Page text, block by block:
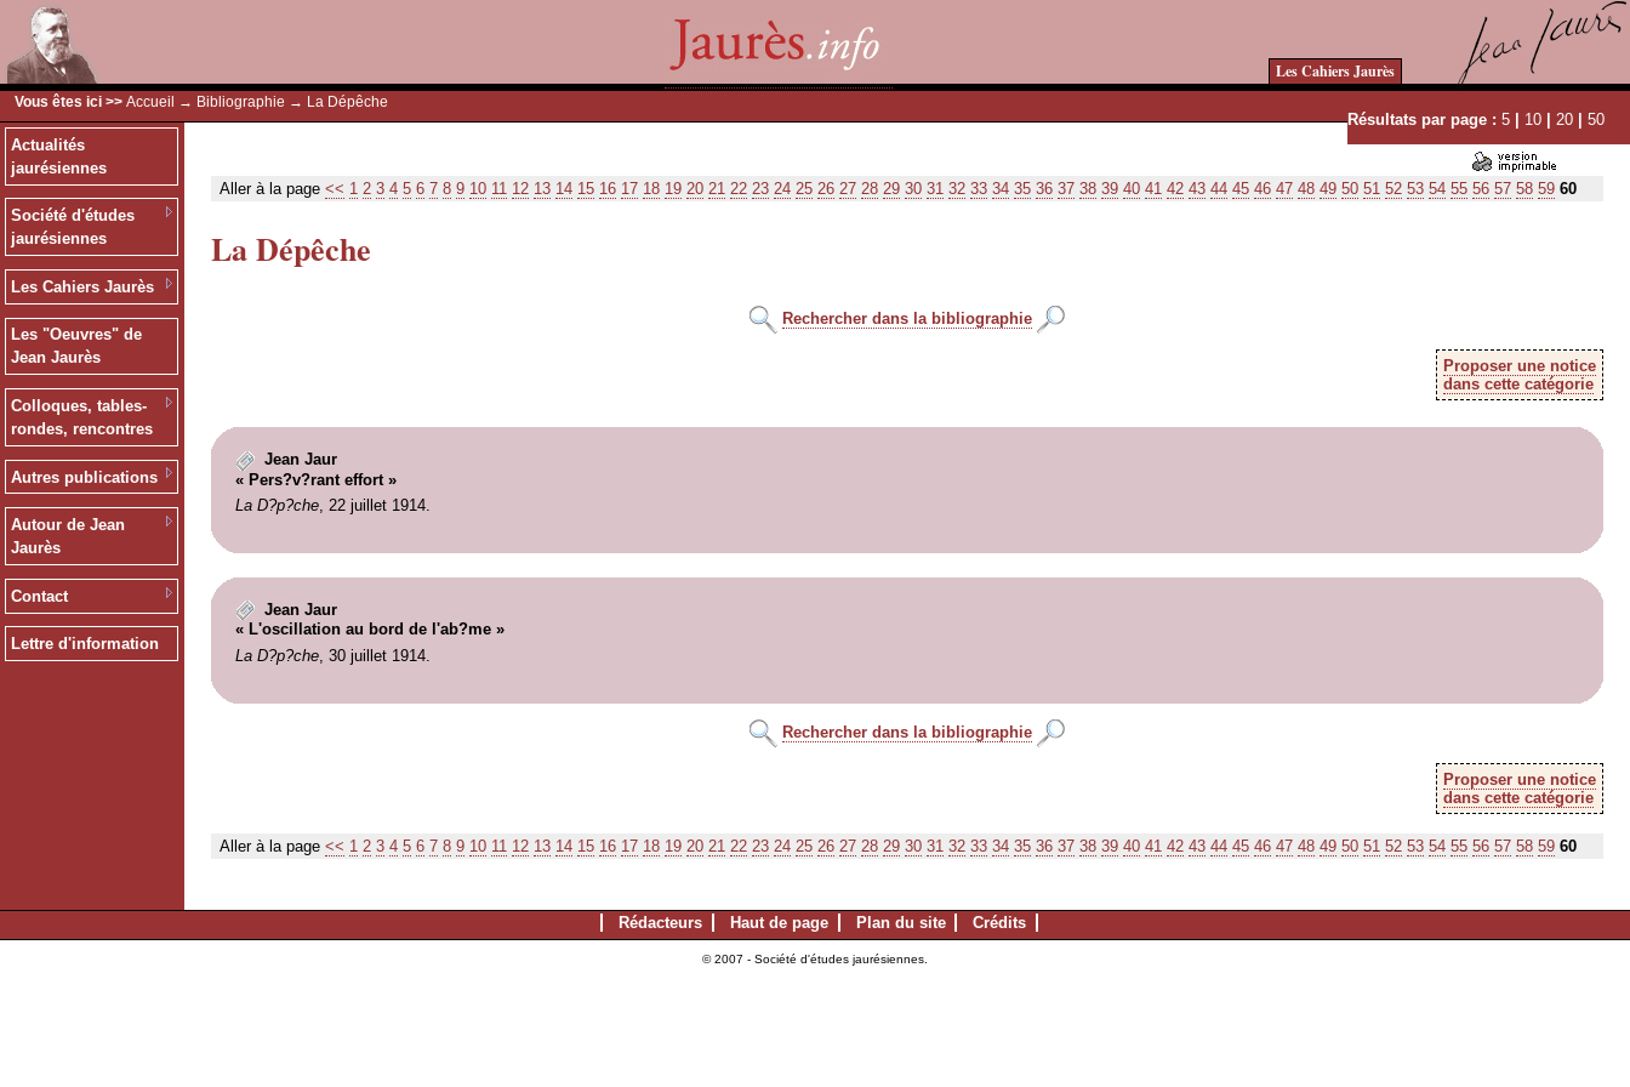
Les Cahiers Jaurès
Vous êtes ici >> Accueil → Bibliographie → La Dépêche
Résultats par page : 5 | 10 | 20 | 50
Actualités
jaurésiennes
Société d'études
jaurésiennes
Les Cahiers Jaurès
Les "Oeuvres" de
Jean Jaurès
Colloques, tables-
rondes, rencontres
Autres publications
Autour de Jean
Jaurès
Contact
Lettre d'information
Aller à la page << 1 2 3 4 5 6 7 8 9 10 11 12 13 14 15 16 17 18 19 20 21 22 23 24 25 26 27 28 29 30 31 32 33 34 35 36 37 38 39 40 41 42 43 44 45 46 47 48 49 50 51 52 53 54 55 56 57 58 59 60
La Dépêche
Rechercher dans la bibliographie
Proposer une notice
dans cette catégorie
Jean Jaur
« Pers?v?rant effort »
La D?p?che, 22 juillet 1914.
Jean Jaur
« L'oscillation au bord de l'ab?me »
La D?p?che, 30 juillet 1914.
Rechercher dans la bibliographie
Proposer une notice
dans cette catégorie
Aller à la page << 1 2 3 4 5 6 7 8 9 10 11 12 13 14 15 16 17 18 19 20 21 22 23 24 25 26 27 28 29 30 31 32 33 34 35 36 37 38 39 40 41 42 43 44 45 46 47 48 49 50 51 52 53 54 55 56 57 58 59 60
Rédacteurs Haut de page Plan du site Crédits
© 2007 - Société d'études jaurésiennes.